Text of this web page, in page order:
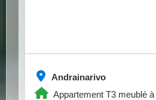
Andrainarivo
Appartement T3 meublé